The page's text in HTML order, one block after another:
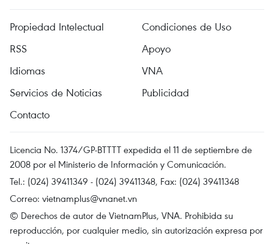
Propiedad Intelectual
Condiciones de Uso
RSS
Apoyo
Idiomas
VNA
Servicios de Noticias
Publicidad
Contacto
Licencia No. 1374/GP-BTTTT expedida el 11 de septiembre de
2008 por el Ministerio de Información y Comunicación.
Tel.: (024) 39411349 - (024) 39411348, Fax: (024) 39411348
Correo: vietnamplus@vnanet.vn
© Derechos de autor de VietnamPlus, VNA. Prohibida su
reproducción, por cualquier medio, sin autorización expresa por